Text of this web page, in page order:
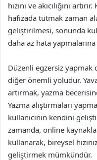
hızını ve akıcılığını
hafızada tutmak zaman
geliştirilmesi, sonunda
daha az hata yapmalarına
Düzenli egzersiz yapmak
diğer önemli yoludur.
artırmak, yazma
Yazma alıştırmaları
kullanıcının kendini
zamanda, online
kullanarak, bireysel
geliştirmek mümkündür.